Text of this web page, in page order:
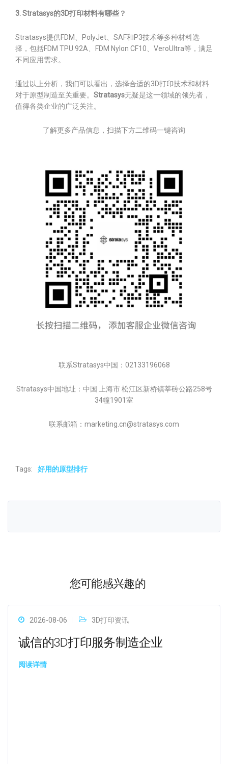
3. Stratasys的3D打印材料有哪些？
Stratasys提供FDM、PolyJet、SAF和P3技术等多种材料选
择，包括FDM TPU 92A、FDM Nylon CF10、VeroUltra等，满足
不同应用需求。
通过以上分析，我们可以看出，选择合适的3D打印技术和材料
对于原型制造至关重要。 Stratasys无疑是这一领域的领先者，
值得各类企业的广泛关注。
了解更多产品信息，扫描下方二维码一键咨询
联系Stratasys中国：02133196068
Stratasys中国地址：中国 上海市 松江区新桥镇莘砖公路258号
34幢1901室
联系邮箱：marketing.cn@stratasys.com
Tags: 好用的原型排行
您可能感兴趣的
2026-08-06 3D打印资讯
诚信的3D打印服务制造企业
阅读详情